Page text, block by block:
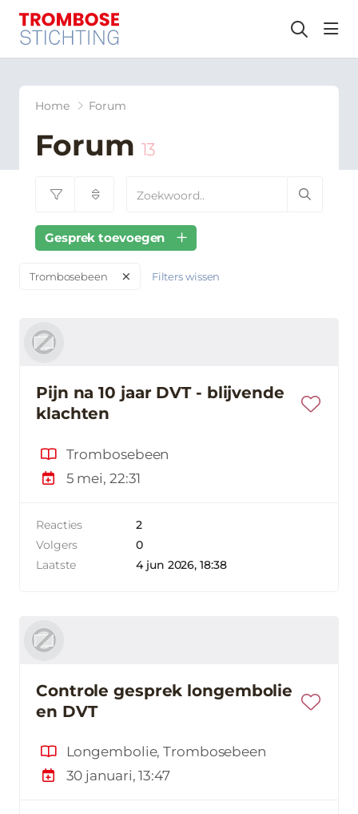
Home Forum
Forum 13
Gesprek toevoegen
Trombosebeen Filters wissen
Pijn na 10 jaar DVT - blijvende
klachten
Trombosebeen
5 mei, 22:31
Reacties
2
Volgers
0
Laatste
4 jun 2026, 18:38
Controle gesprek longembolie
en DVT
Longembolie, Trombosebeen
30 januari, 13:47